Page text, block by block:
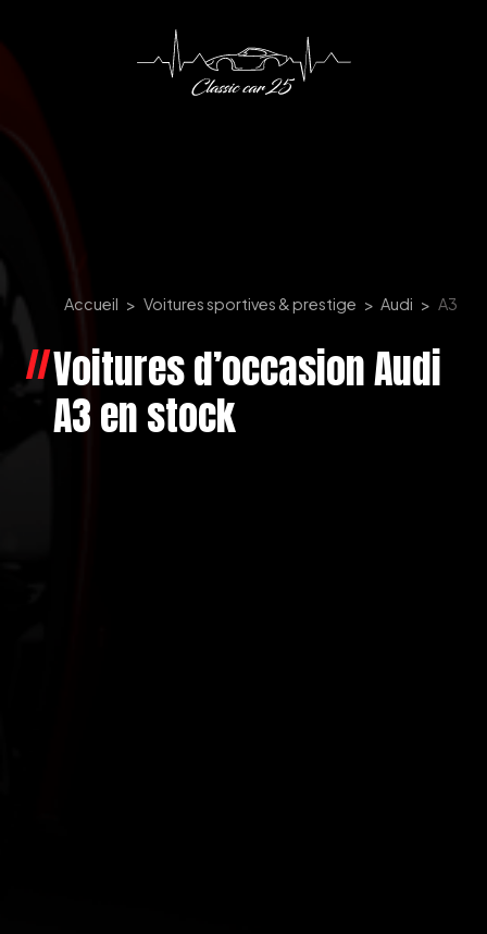
Accueil Voitures sportives & prestige Audi A3
Voitures d’occasion Audi
A3 en stock